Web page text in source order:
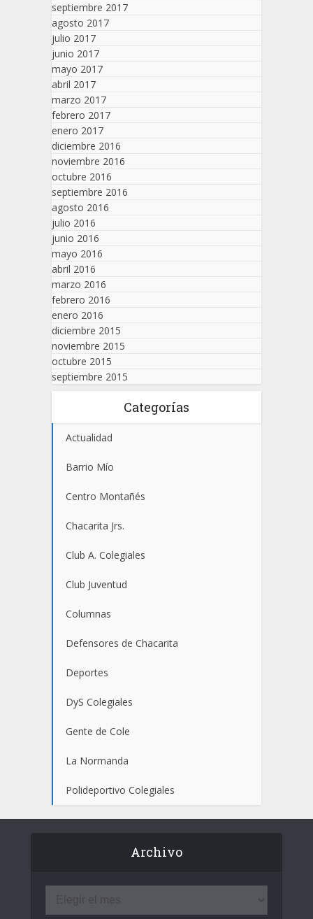
septiembre 2017
agosto 2017
julio 2017
junio 2017
mayo 2017
abril 2017
marzo 2017
febrero 2017
enero 2017
diciembre 2016
noviembre 2016
octubre 2016
septiembre 2016
agosto 2016
julio 2016
junio 2016
mayo 2016
abril 2016
marzo 2016
febrero 2016
enero 2016
diciembre 2015
noviembre 2015
octubre 2015
septiembre 2015
Categorías
Actualidad
Barrio Mío
Centro Montañés
Chacarita Jrs.
Club A. Colegiales
Club Juventud
Columnas
Defensores de Chacarita
Deportes
DyS Colegiales
Gente de Cole
La Normanda
Polideportivo Colegiales
Archivo